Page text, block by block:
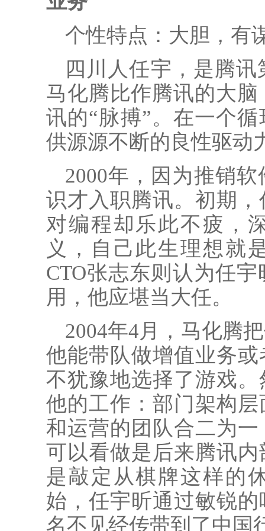
个性特点：大胆，有
四川人任宇，是腾
马化腾比作腾讯的大
讯的“脉搏”。在一个
供源源不断的良性驱动
2000年，因为推销
识才入职腾讯。初期
对编程却乐此不疲，
义，自己此生理想就
CTO张志东则认为任
用，他应堪当大任。
2004年4月，马化腾
他能带队做增值业务
不犹豫地选择了游戏
他的工作：部门架构
和运营的团队合二为
可以看做是后来腾讯
是敲定从棋牌这样的
始，任宇昕通过敏锐
名不见经传带到了中国